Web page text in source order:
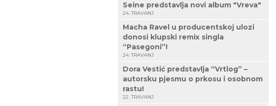
Seine predstavlja novi album "Vreva"
24. TRAVANJ
Macha Ravel u producentskoj ulozi
donosi klupski remix singla
“Pasegoni”!
24. TRAVANJ
Dora Vestić predstavlja “Vrtlog” –
autorsku pjesmu o prkosu i osobnom
rastu!
22. TRAVANJ